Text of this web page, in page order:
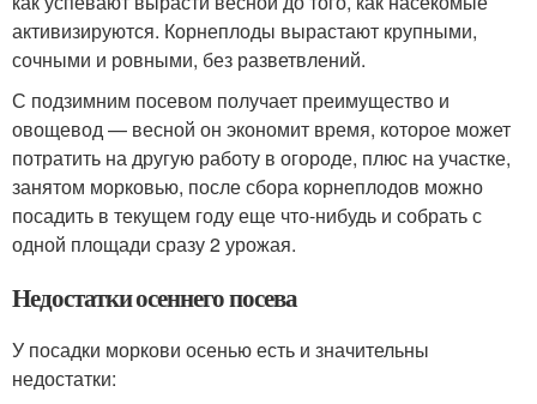
активизируются. Корнеплоды вырастают крупными,
сочными и ровными, без разветвлений.
С подзимним посевом получает преимущество и
овощевод — весной он экономит время, которое может
потратить на другую работу в огороде, плюс на участке,
занятом морковью, после сбора корнеплодов можно
посадить в текущем году еще что-нибудь и собрать с
одной площади сразу 2 урожая.
Недостатки осеннего посева
У посадки моркови осенью есть и значительны
недостатки: